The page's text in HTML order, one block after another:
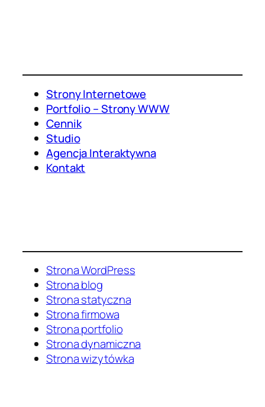
Strony Internetowe
Portfolio – Strony WWW
Cennik
Studio
Agencja Interaktywna
Kontakt
Strona WordPress
Strona blog
Strona statyczna
Strona firmowa
Strona portfolio
Strona dynamiczna
Strona wizytówka